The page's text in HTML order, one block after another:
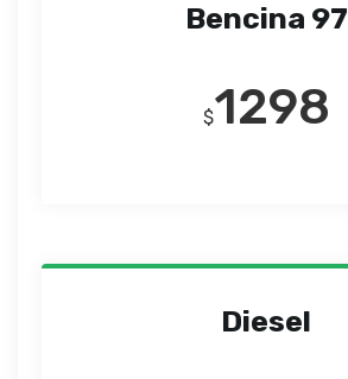
Bencina 97
$1298
Diesel